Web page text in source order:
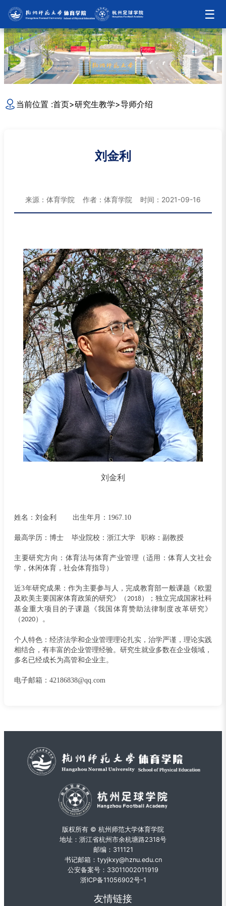
☰
当前位置 :首页>研究生教学>导师介绍
刘金利
来源：体育学院 作者：体育学院 时间：2021-09-16
刘金利
姓名：刘金利 出生年月： 1967.10
最高学历：博士 毕业院校：浙江大学 职称：副教授
主要研究方向：体育法与体育产业管理（适用：体育人文社会
学，休闲体育，社会体育指导）
近3年研究成果：作为主要参与人，完成教育部一般课题《欧盟
及欧美主要国家体育政策的研究》（2018）；独立完成国家社科
基金重大项目的子课题《我国体育赞助法律制度改革研究》
（2020）。
个人特色：经济法学和企业管理理论扎实，治学严谨，理论实践
相结合，有丰富的企业管理经验。研究生就业多数在企业领域，
多名已经成长为高管和企业主。
电子邮箱： 42186838@qq.com
版权所有 © 杭州师范大学体育学院
地址：浙江省杭州市余杭塘路2318号
邮编：311121
书记邮箱：tyyjkxy@hznu.edu.cn
公安备案号：33011002011919
浙ICP备11056902号-1
友情链接